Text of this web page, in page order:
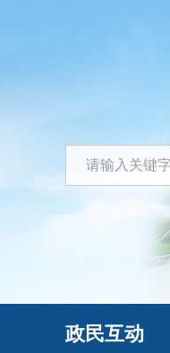
政民互动